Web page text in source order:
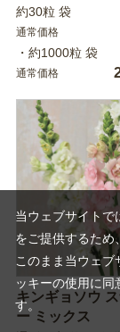
約30粒 袋
通常価格
・約1000粒 袋
通常価格
キンギョソウ
ー ミックス
当ウェブサイトで
をご提供するため
このまま当ウェブ
ッキーの使用に同
す。